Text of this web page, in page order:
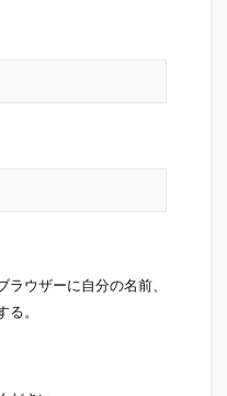
ウザーに自分の名前、
る。